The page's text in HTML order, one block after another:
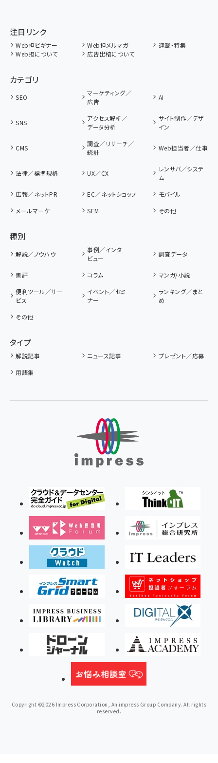
注目リンク
Web担ビギナー Web担メルマガ
連載・特集
Web担について
広告出稿について
カテゴリ
SEO
マーケティング／
広告
AI
SNS
アクセス解析／
データ分析
サイト制作／デザ
イン
CMS
調査／リサーチ／
統計
Web担当者／仕事
法律／標準規格 UX／CX
レンサバ／システ
ム
広報／ネットPR
EC／ネットショップ
モバイル
メールマーケ
SEM その他
種別
解説／ノウハウ
事例／インタ
ビュー
調査データ
書評 コラム
マンガ/小説
便利ツール／サー
ビス
イベント／セミ
ナー
ランキング／まと
め
その他
タイプ
解説記事 ニュース記事
プレゼント／応募
用語集
Copyright ©2026 Impress Corporation, An impress Group Company. All rights
reserved.